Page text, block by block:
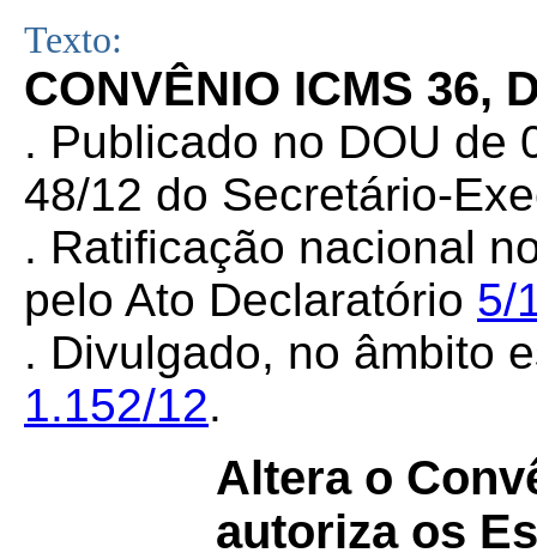
Texto:
CONVÊNIO ICMS 36,
. Publicado no DOU de
48/12 do Secretário-
. Ratificação nacional
pelo Ato Declaratório 5/
. Divulgado, no âmbito
1.152/12.
Altera o
autoriza os